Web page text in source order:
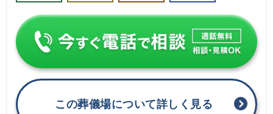
この葬儀場について詳しく見る